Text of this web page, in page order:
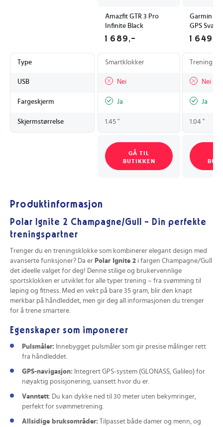
Amazfit GTR 3 Pro
Infinite Black
1 689,-
Garmin
GPS Svart
1 649,-
Type Smartklokker
USB Nei Nei
Fargeskjerm Ja Ja
Skjermstørrelse 1.45 " 1.04 "
GÅ TIL
BUTIKKEN
Produktinformasjon
Polar Ignite 2 Champagne/Gull – Din perfekte
treningspartner
Trenger du en treningsklokke som kombinerer elegant design med
avanserte funksjoner? Da er Polar Ignite 2 i fargen Champagne/Gull
det ideelle valget for deg! Denne stilige og brukervennlige
sportsklokken er utviklet for alle typer trening – fra svømming til
løping og fitness. Med en vekt på bare 35 gram, blir den knapt
merkbar på håndleddet, men gir deg all informasjonen du trenger
for å trene smartere.
Egenskaper som imponerer
Pulsmåler: Innebygget pulsmåler som gir presise målinger rett
fra håndleddet.
GPS-navigasjon: Integrert GPS-system (GLONASS, Galileo) for
nøyaktig posisjonering, uansett hvor du er.
Vanntett: Du kan dykke ned til 30 meter uten bekymringer,
perfekt for svømmetrening.
Allsidige bruksområder: Tilpasset både damer og menn, og